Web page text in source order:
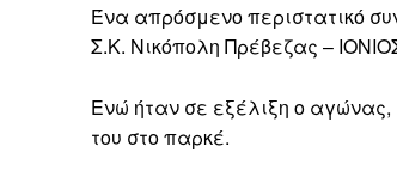
Ένα απρόσμενο περιστατικό
Σ.Κ. Νικόπολη Πρέβεζας –
Ενώ ήταν σε εξέλιξη ο
του στο παρκέ.